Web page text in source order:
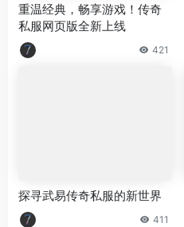
重温经典，畅享游戏！传奇
私服网页版全新上线
421
探寻武易传奇私服的新世界
411